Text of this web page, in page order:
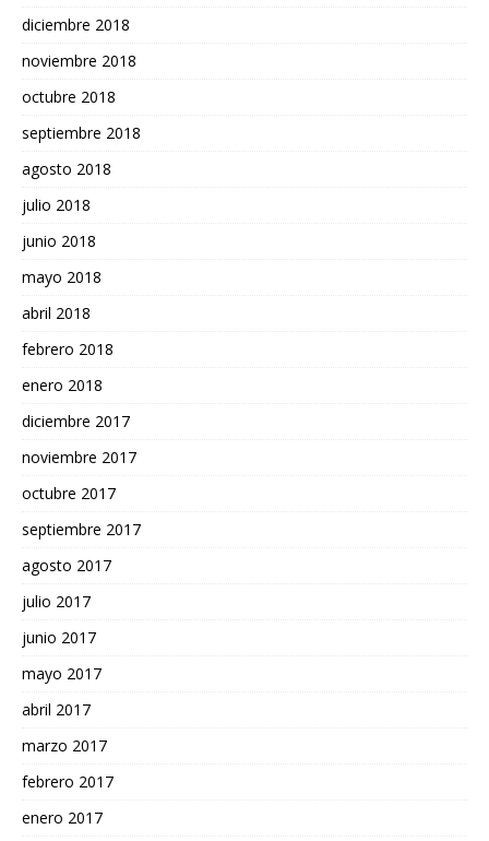
diciembre 2018
noviembre 2018
octubre 2018
septiembre 2018
agosto 2018
julio 2018
junio 2018
mayo 2018
abril 2018
febrero 2018
enero 2018
diciembre 2017
noviembre 2017
octubre 2017
septiembre 2017
agosto 2017
julio 2017
junio 2017
mayo 2017
abril 2017
marzo 2017
febrero 2017
enero 2017